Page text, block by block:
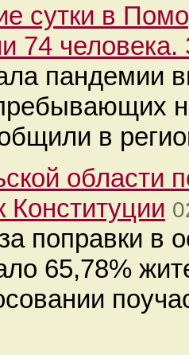
сутки в
74 человека.
пандемии
в
области
Конституции
поправки в
65,78%